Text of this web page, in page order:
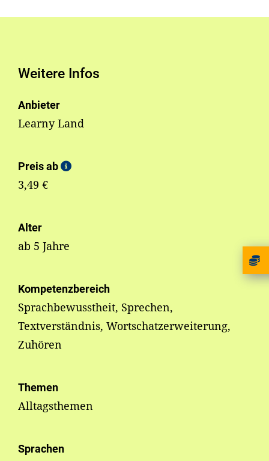
Weitere Infos
Anbieter
Learny Land
Preis ab
3,49 €
Alter
ab 5 Jahre
Kompetenzbereich
Sprachbewusstheit, Sprechen,
Textverständnis, Wortschatzerweiterung,
Zuhören
Themen
Alltagsthemen
Sprachen